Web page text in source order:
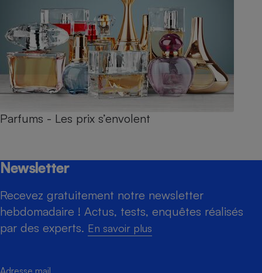
Parfums - Les prix s’envolent
Newsletter
Recevez gratuitement notre newsletter
hebdomadaire ! Actus, tests, enquêtes réalisés
par des experts. En savoir plus
Adresse mail